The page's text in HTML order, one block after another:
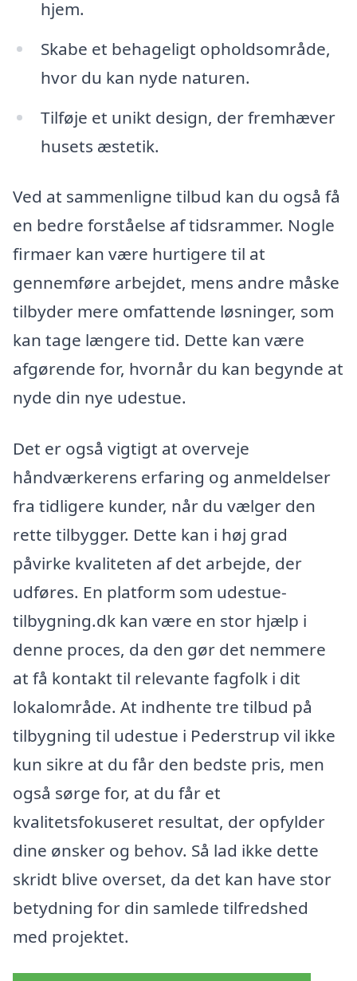
hjem.
Skabe et behageligt opholdsområde,
hvor du kan nyde naturen.
Tilføje et unikt design, der fremhæver
husets æstetik.
Ved at sammenligne tilbud kan du også få
en bedre forståelse af tidsrammer. Nogle
firmaer kan være hurtigere til at
gennemføre arbejdet, mens andre måske
tilbyder mere omfattende løsninger, som
kan tage længere tid. Dette kan være
afgørende for, hvornår du kan begynde at
nyde din nye udestue.
Det er også vigtigt at overveje
håndværkerens erfaring og anmeldelser
fra tidligere kunder, når du vælger den
rette tilbygger. Dette kan i høj grad
påvirke kvaliteten af det arbejde, der
udføres. En platform som udestue-
tilbygning.dk kan være en stor hjælp i
denne proces, da den gør det nemmere
at få kontakt til relevante fagfolk i dit
lokalområde. At indhente tre tilbud på
tilbygning til udestue i Pederstrup vil ikke
kun sikre at du får den bedste pris, men
også sørge for, at du får et
kvalitetsfokuseret resultat, der opfylder
dine ønsker og behov. Så lad ikke dette
skridt blive overset, da det kan have stor
betydning for din samlede tilfredshed
med projektet.